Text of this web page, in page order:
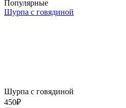
Популярные
Шурпа с говядиной
Шурпа с говядиной
450₽